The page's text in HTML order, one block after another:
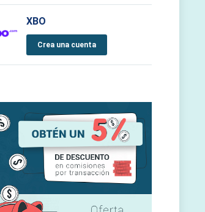
XBO
Crea una cuenta